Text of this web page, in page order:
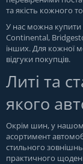
та якість кожного
У нас можна купити
Continental,
інших. Для кожної
відгуки покупців.
Литі та
якого
Окрім шин, у
асортимент
стильного
практичного